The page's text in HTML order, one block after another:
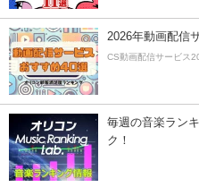
2026年動画配信
CS動画配信サービス
毎週の音楽ラン
ク！